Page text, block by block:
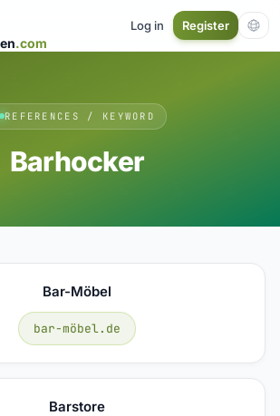
.com
Log in Register
REFERENCES / KEYWORD
Barhocker
Bar-Möbel
bar-möbel.de
Barstore